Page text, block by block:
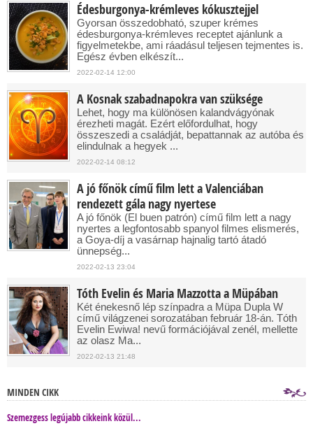
Édesburgonya-krémleves kókusztejjel
Gyorsan összedobható, szuper krémes
édesburgonya-krémleves receptet ajánlunk a
figyelmetekbe, ami ráadásul teljesen tejmentes is.
Egész évben elkészít...
2022-02-14 12:00
A Kosnak szabadnapokra van szüksége
Lehet, hogy ma különösen kalandvágyónak
érezheti magát. Ezért előfordulhat, hogy
összeszedi a családját, bepattannak az autóba és
elindulnak a hegyek ...
2022-02-14 08:12
A jó főnök című film lett a Valenciában
rendezett gála nagy nyertese
A jó főnök (El buen patrón) című film lett a nagy
nyertes a legfontosabb spanyol filmes elismerés,
a Goya-díj a vasárnap hajnalig tartó átadó
ünnepség...
2022-02-13 23:04
Tóth Evelin és Maria Mazzotta a Müpában
Két énekesnő lép színpadra a Müpa Dupla W
című világzenei sorozatában február 18-án. Tóth
Evelin Ewiwa! nevű formációjával zenél, mellette
az olasz Ma...
2022-02-13 21:48
MINDEN CIKK
Szemezgess legújabb cikkeink közül...